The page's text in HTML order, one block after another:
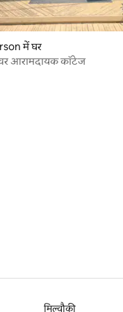
4 समीक्षाएँ
में घर
आरामदायक कॉटेज
मिल्वौकी